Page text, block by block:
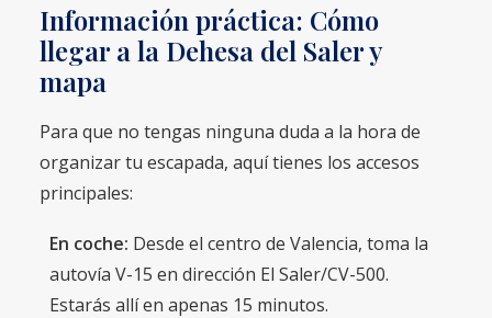
Información práctica: Cómo
llegar a la Dehesa del Saler y
mapa
Para que no tengas ninguna duda a la hora de
organizar tu escapada, aquí tienes los accesos
principales:
En coche: Desde el centro de Valencia, toma la
autovía V-15 en dirección El Saler/CV-500.
Estarás allí en apenas 15 minutos.